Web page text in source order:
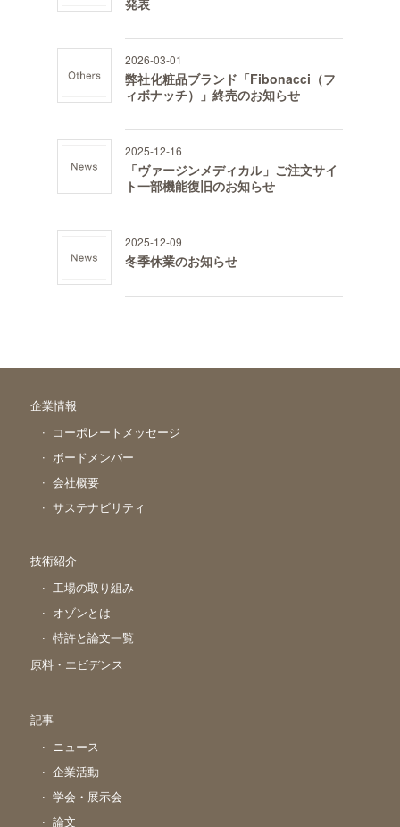
発表
2026-03-01
弊社化粧品ブランド「Fibonacci（フ
ィボナッチ）」終売のお知らせ
2025-12-16
「ヴァージンメディカル」ご注文サイ
ト一部機能復旧のお知らせ
2025-12-09
冬季休業のお知らせ
企業情報
コーポレートメッセージ
ボードメンバー
会社概要
サステナビリティ
技術紹介
工場の取り組み
オゾンとは
特許と論文一覧
原料・エビデンス
記事
ニュース
企業活動
学会・展示会
論文